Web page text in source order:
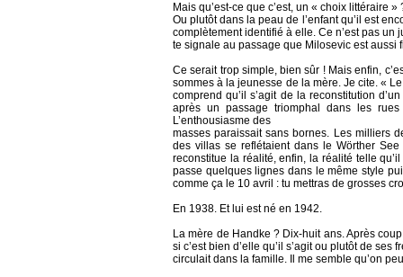
Mais qu’est-ce que c’est, un « choix littéraire
Ou plutôt dans la peau de l’enfant qu’il est
complètement identifié à elle. Ce n’est pas un
te signale au passage que Milosevic est aussi
Ce serait trop simple, bien sûr ! Mais enfin,
sommes à la jeunesse de la mère. Je cite. «
comprend qu’il s’agit de la reconstitution
après un passage triomphal dans les
L’enthousiasme des
masses paraissait sans bornes. Les milliers
des villas se reflétaient dans le Wörther
reconstitue la réalité, enfin, la réalité telle
passe quelques lignes dans le même style
comme ça le 10 avril : tu mettras de grosses
En 1938. Et lui est né en 1942.
La mère de Handke ? Dix-huit ans. Après
si c’est bien d’elle qu’il s’agit ou plutôt de
circulait dans la famille. Il me semble qu’on